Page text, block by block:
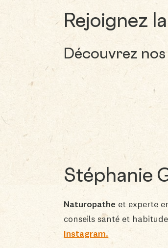
Rejoignez
Découvrez
Stéphanie
Naturopathe et experte
conseils santé et
Instagram.